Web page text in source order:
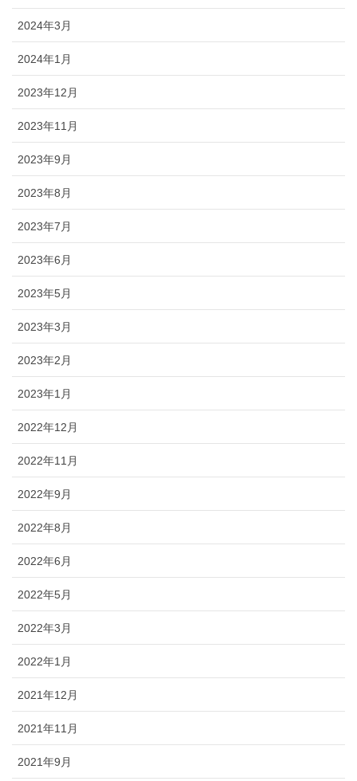
2024年3月
2024年1月
2023年12月
2023年11月
2023年9月
2023年8月
2023年7月
2023年6月
2023年5月
2023年3月
2023年2月
2023年1月
2022年12月
2022年11月
2022年9月
2022年8月
2022年6月
2022年5月
2022年3月
2022年1月
2021年12月
2021年11月
2021年9月